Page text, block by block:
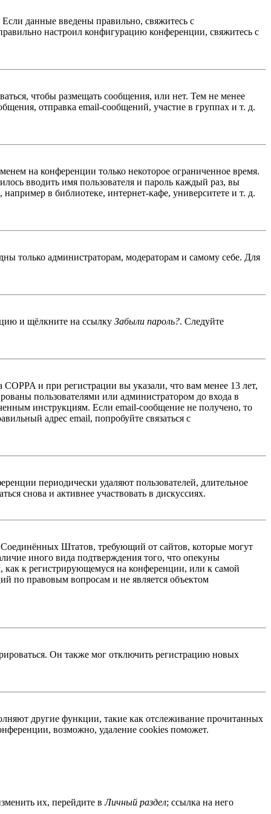
данные введены правильно, свяжитесь с
настроил конфигурацию конференции, свяжитесь с
чтобы размещать сообщения, или нет. Тем не менее
отправка email-сообщений, участие в группах и т. д.
на конференции только некоторое ограниченное время.
вводить имя пользователя и пароль каждый раз, вы
в библиотеке, интернет-кафе, университете и т. д.
только администраторам, модераторам и самому себе. Для
и щёлкните на ссылку Забыли пароль?. Следуйте
и при регистрации вы указали, что вам менее 13 лет,
пользователями или администратором до входа в
инструкциям. Если email-сообщение не получено, то
адрес email, попробуйте связаться с
периодически удаляют пользователей, длительное
снова и активнее участвовать в дискуссиях.
Штатов, требующий от сайтов, которые могут
иного вида подтверждения того, что опекуны
к регистрирующемуся на конференции, или к самой
по правовым вопросам и не является объектом
Он также мог отключить регистрацию новых
другие функции, такие как отслеживание прочитанных
возможно, удаление cookies поможет.
их, перейдите вЛичный раздел; ссылка на него